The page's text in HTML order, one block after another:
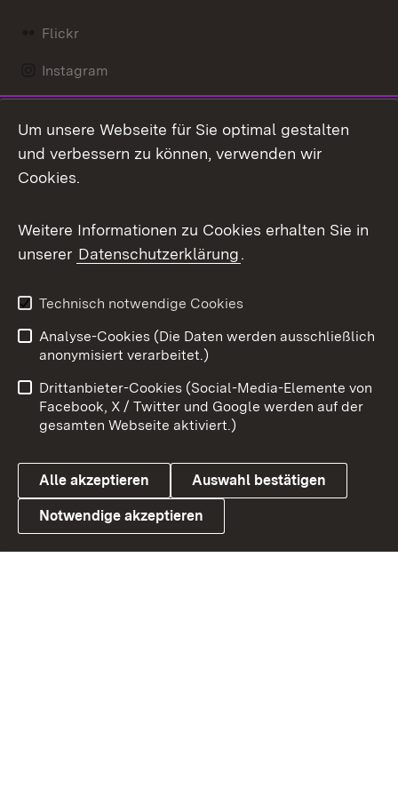
Flickr
Instagram
Mastodon
Messenger
Social Wall
X / Twitter
Youtube
Link zum Landesportal
Benutzungshinweise
Barrierefreiheit
Datenschutz
Cookies
Um unsere Webseite für Sie optimal gestalten
und verbessern zu können, verwenden wir
Cookies.
Weitere Informationen zu Cookies erhalten Sie in
unserer Datenschutzerklärung.
Technisch notwendige Cookies
Analyse-Cookies (Die Daten werden ausschließlich
anonymisiert verarbeitet.)
Drittanbieter-Cookies (Social-Media-Elemente von
Facebook, X / Twitter und Google werden auf der
gesamten Webseite aktiviert.)
Alle akzeptieren Auswahl bestätigen
Notwendige akzeptieren